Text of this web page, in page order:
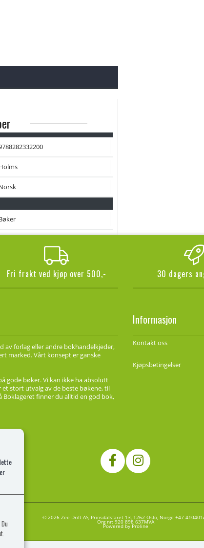
Fri frakt ved kjøp over 500,- 30 dagers
av forlag eller andre bokhandelkjeder,
marked. Vårt konsept er ganske
gode bøker. Vi kan ikke ha absolutt
stort utvalg av de beste bøkene, til
Boklageret finner du alltid en god bok,
Informasjon
Kontakt oss
Kjøpsbetingelser
© 2026 Zee Drift AS, Prinsdalsfaret 13, 1262 Oslo, Norge +47
Org nr: 920 898 637MVA
Powered by Proline